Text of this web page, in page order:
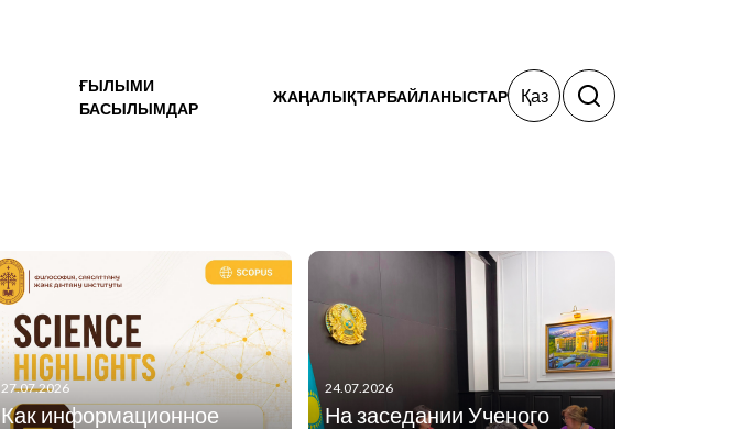
ҒЫЛЫМИ
БАСЫЛЫМДАР
ЖАҢАЛЫҚТАРБАЙЛАНЫСТАР Қаз
27.07.2026
Как информационное
24.07.2026
На заседании Ученого